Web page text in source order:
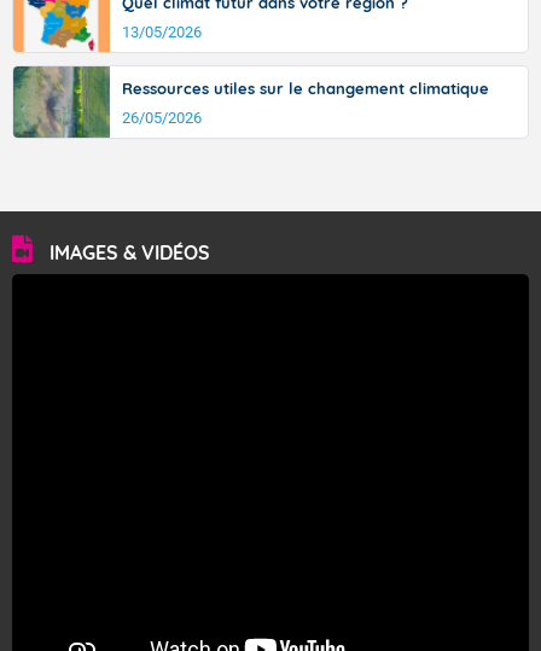
13/05/2026
Ressources utiles sur le changement climatique
26/05/2026
IMAGES & VIDÉOS